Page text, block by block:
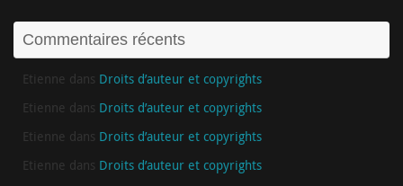
Commentaires récents
Etienne dans Droits d’auteur et copyrights
Etienne dans Droits d’auteur et copyrights
Etienne dans Droits d’auteur et copyrights
Etienne dans Droits d’auteur et copyrights